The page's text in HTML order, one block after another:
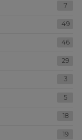
7
49
46
29
3
5
18
19